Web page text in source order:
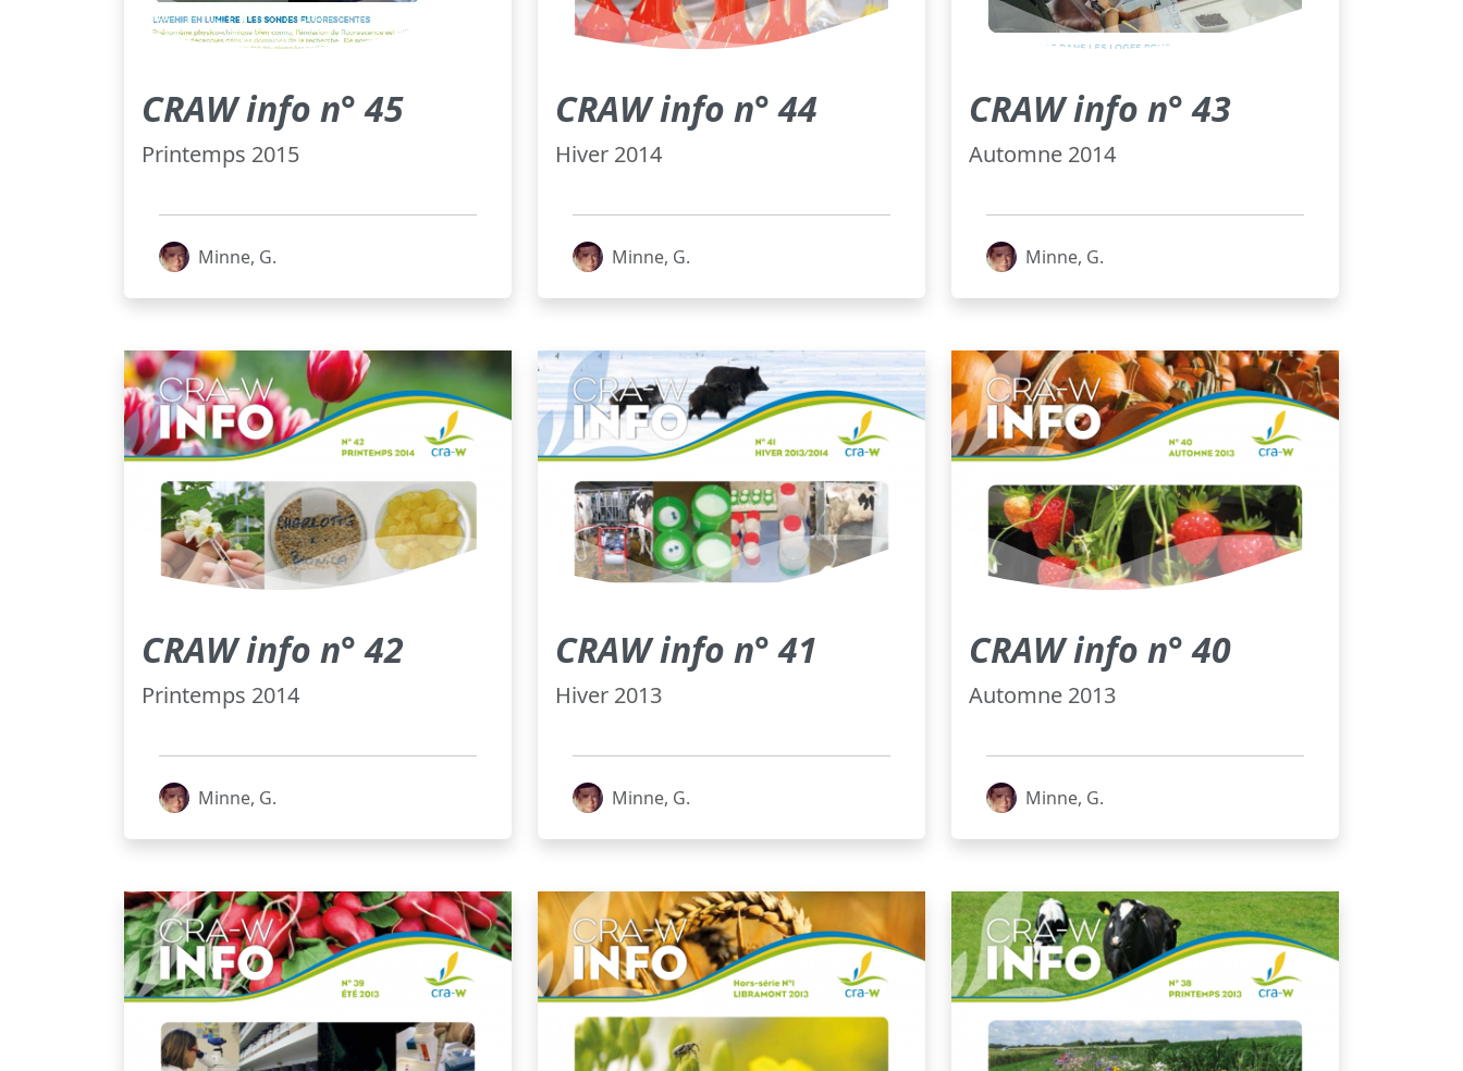
CRAW info n° 45
Printemps 2015
Minne, G.
CRAW info n° 44
Hiver 2014
Minne, G.
CRAW info n° 43
Automne 2014
Minne, G.
CRAW info n° 42
Printemps 2014
Minne, G.
CRAW info n° 41
Hiver 2013
Minne, G.
CRAW info n° 40
Automne 2013
Minne, G.